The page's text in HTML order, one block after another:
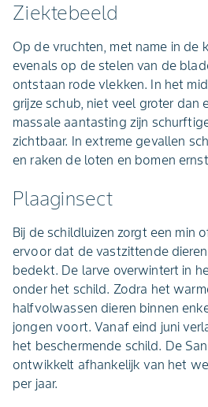
Ziektebeeld
Op de vruchten, met name in de
evenals op de stelen van de
ontstaan rode vlekken. In het
grijze schub, niet veel groter dan
massale aantasting zijn
zichtbaar. In extreme gevallen
en raken de loten en bomen
Plaaginsect
Bij de schildluizen zorgt een min
ervoor dat de vastzittende
bedekt. De larve overwintert in
onder het schild. Zodra het
halfvolwassen dieren binnen
jongen voort. Vanaf eind juni
het beschermende schild. De
ontwikkelt afhankelijk van het
per jaar.